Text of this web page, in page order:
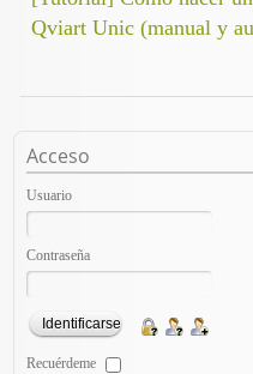
Qviart Unic (manual y
Acceso
Usuario
Contraseña
Recuérdeme